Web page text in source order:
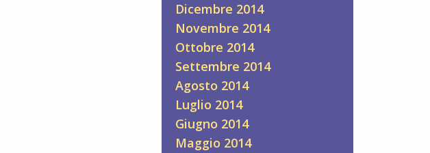
Dicembre 2014
Novembre 2014
Ottobre 2014
Settembre 2014
Agosto 2014
Luglio 2014
Giugno 2014
Maggio 2014